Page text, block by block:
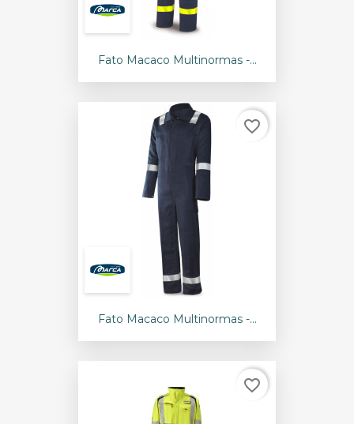
Fato Macaco Multinormas -...
Fato Macaco Multinormas -...
favorite_border
favorite_border